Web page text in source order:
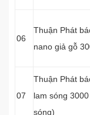
06
Thuận Phát
nano giả gỗ
07
Thuận Phát
lam sóng
sóng)